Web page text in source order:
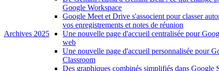
Google Workspace
Google Meet et Drive s'associent pour classer
vos enregistrements et notes de réunion
Une nouvelle page d'accueil centralisée pour
web
Une nouvelle page d'accueil personnalisée pour
Classroom
Des graphiques combinés simplifiés dans Google
Archives 2025